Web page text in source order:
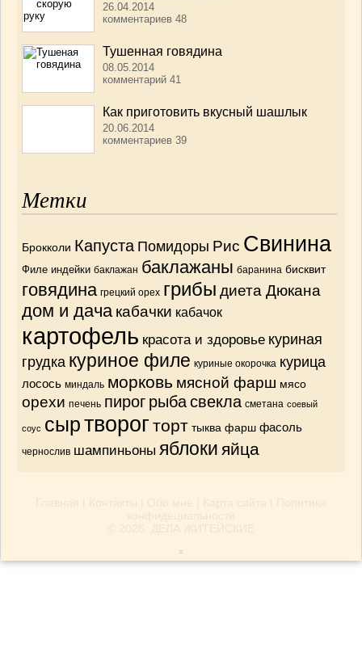
26.04.2014
комментариев 48
Тушенная говядина
08.05.2014
комментарий 41
Как приготовить вкусный шашлык
20.06.2014
комментариев 39
Метки
Брокколи Капуста Помидоры Рис Свинина
Филе индейки баклажан баклажаны баранина бисквит
говядина грецкий орех грибы диета Дюкана
дом и дача кабачки кабачок
картофель красота и здоровье куриная
грудка куриное филе куриные окорочка курица
лосось миндаль морковь мясной фарш мясо
орехи печень пирог рыба свекла сметана соевый
соус сыртворог торт тыква фарш фасоль
чернослив шампиньоны яблоки яйца